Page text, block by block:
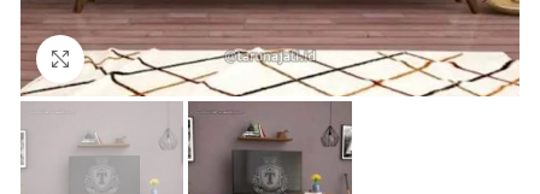
Click to enlarge